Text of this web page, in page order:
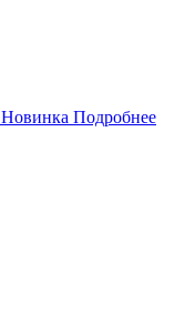
Новинка Подробнее